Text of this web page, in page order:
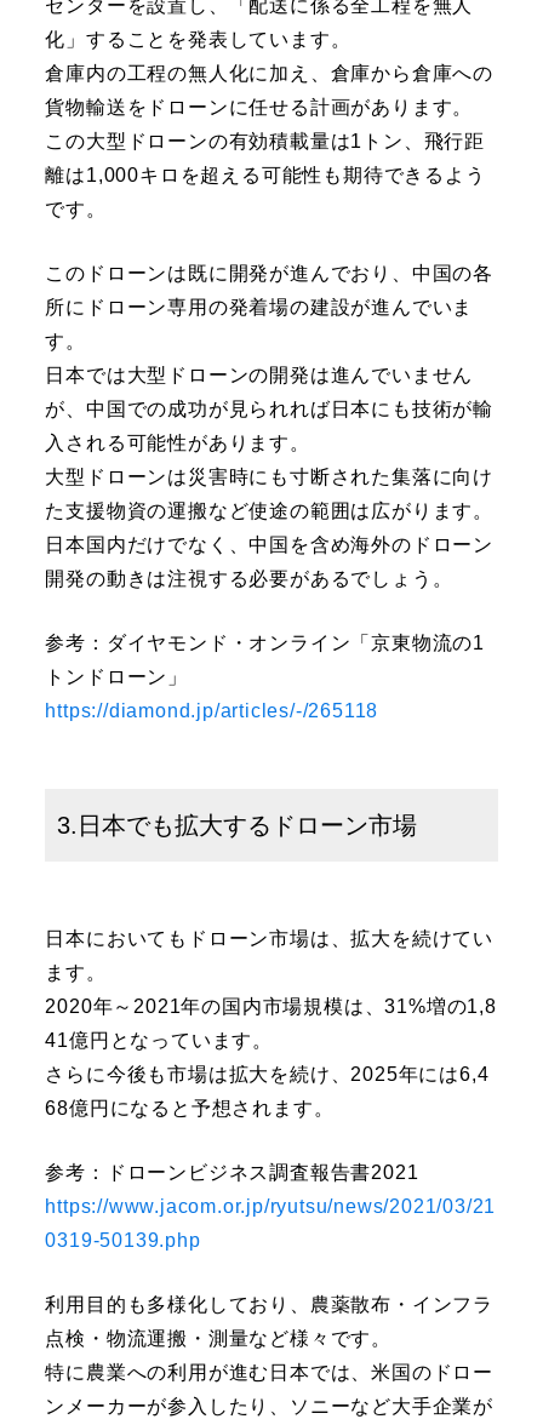
センターを設置し、「配送に係る全工程を無人
化」することを発表しています。
倉庫内の工程の無人化に加え、倉庫から倉庫への
貨物輸送をドローンに任せる計画があります。
この大型ドローンの有効積載量は1トン、飛行距
離は1,000キロを超える可能性も期待できるよう
です。
このドローンは既に開発が進んでおり、中国の各
所にドローン専用の発着場の建設が進んでいま
す。
日本では大型ドローンの開発は進んでいません
が、中国での成功が見られれば日本にも技術が輸
入される可能性があります。
大型ドローンは災害時にも寸断された集落に向け
た支援物資の運搬など使途の範囲は広がります。
日本国内だけでなく、中国を含め海外のドローン
開発の動きは注視する必要があるでしょう。
参考：ダイヤモンド・オンライン「京東物流の1
トンドローン」
https://diamond.jp/articles/-/265118
3.日本でも拡大するドローン市場
日本においてもドローン市場は、拡大を続けてい
ます。
2020年～2021年の国内市場規模は、31%増の1,8
41億円となっています。
さらに今後も市場は拡大を続け、2025年には6,4
68億円になると予想されます。
参考：ドローンビジネス調査報告書2021
https://www.jacom.or.jp/ryutsu/news/2021/03/21
0319-50139.php
利用目的も多様化しており、農薬散布・インフラ
点検・物流運搬・測量など様々です。
特に農業への利用が進む日本では、米国のドロー
ンメーカーが参入したり、ソニーなど大手企業が